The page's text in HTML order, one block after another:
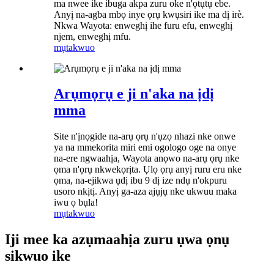
ma nwee ike ibuga akpa zuru oke n'ọtụtụ ebe.
Anyị na-agba mbọ inye ọrụ kwụsiri ike ma dị irè.
Nkwa Wayota: enweghị ihe furu efu, enweghị
njem, enweghị mfu.
mụtakwuo
Arụmọrụ e ji n'aka na ịdị
mma
Site n'ịnọgide na-arụ ọrụ n'ụzọ nhazi nke onwe
ya na mmekorita miri emi ogologo oge na onye
na-ere ngwaahịa, Wayota anọwo na-arụ ọrụ nke
ọma n'ọrụ nkwekọrịta. Ụlọ ọrụ anyị ruru eru nke
ọma, na-ejikwa ụdị ibu 9 dị ize ndụ n'okpuru
usoro nkịtị. Anyị ga-aza ajụjụ nke ukwuu maka
iwu ọ bụla!
mụtakwuo
Iji mee ka azụmaahịa zuru ụwa ọnụ
sikwuo ike